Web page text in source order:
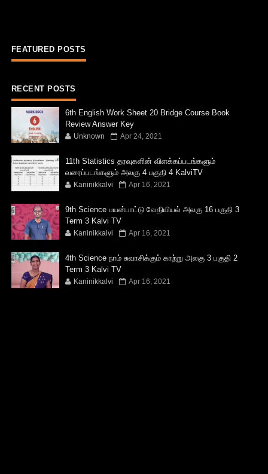
FEATURED POSTS
RECENT POSTS
6th English Work Sheet 20 Bridge Course Book
Review Answer Key
Unknown Apr 24, 2021
11th Statistics தரவுகளின் விளக்கப்படங்களும்
வரைப்படங்களும் அலகு 4 பகுதி 4 KalviTV
Kaninikkalvi Apr 16, 2021
9th Science பயன்பாட்டு வேதியியல் அலகு 16 பகுதி 3
Term 3 Kalvi TV
Kaninikkalvi Apr 16, 2021
4th Science நாம் சுவாசிக்கும் காற்று அலகு 3 பகுதி 2
Term 3 Kalvi TV
Kaninikkalvi Apr 16, 2021